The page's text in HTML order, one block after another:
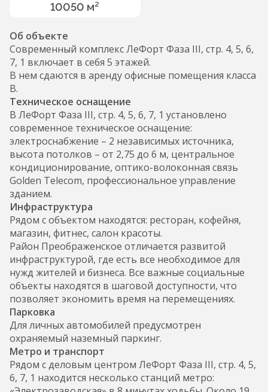
10050 м²
Об объекте
Современный комплекс ЛеФорт Фаза III, стр. 4, 5, 6,
7, 1 включает в себя 5 этажей.
В нем сдаются в аренду офисные помещения класса
B.
Техническое оснащение
В ЛеФорт Фаза III, стр. 4, 5, 6, 7, 1 установлено
современное техническое оснащение:
электроснабжение – 2 независимых источника,
высота потолков – от 2,75 до 6 м, центральное
кондиционирование, оптико-волоконная связь
Golden Telecom, профессиональное управление
зданием.
Инфраструктура
Рядом с объектом находятся: ресторан, кофейня,
магазин, фитнес, салон красоты.
Район Преображенское отличается развитой
инфраструктурой, где есть все необходимое для
нужд жителей и бизнеса. Все важные социальные
объекты находятся в шаговой доступности, что
позволяет экономить время на перемещениях.
Парковка
Для личных автомобилей предусмотрен
охраняемый наземный паркинг.
Метро и транспорт
Рядом с деловым центром ЛеФорт Фаза III, стр. 4, 5,
6, 7, 1 находится несколько станций метро: